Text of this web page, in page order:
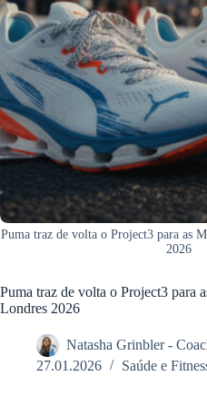
Puma traz de volta o Project3 para as
2026
Puma traz de volta o Project3 para
Londres 2026
Natasha Grinbler -
27.01.2026
Saúde e